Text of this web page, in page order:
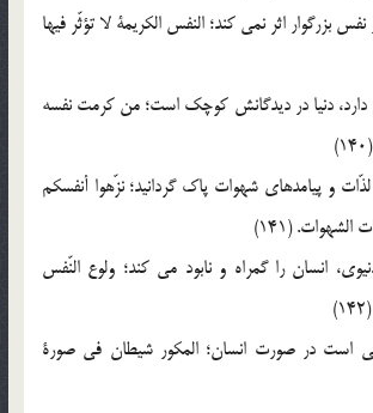
بزرگوار اثر نمي کند؛ النفس الکريمة لا تؤثّر فيها
دنيا در ديدگانش کوچک است؛ من کرمت نفسه
و پيامدهاي شهوات پاک گردانيد؛ نزّهوا أنفسکم
(141)
انسان را گمراه و نابود مي کند؛ ولوع النّفس
است در صورت انسان؛ المکور شيطان في صورة